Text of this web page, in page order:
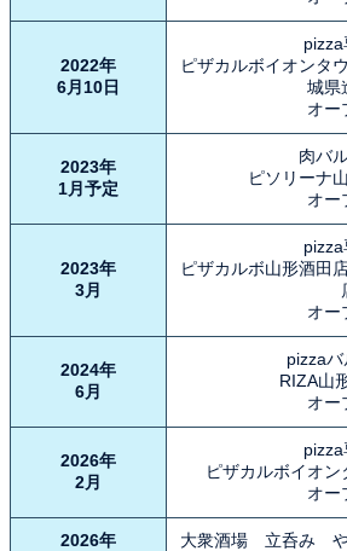
2022年
6月10日
ピザカルボイオン
城県
オー
2023年
1月予定
肉バ
ピソリーナ
オー
2023年
3月
ピザカルボ山形酒田
オー
2024年
6月
pizza
RIZA山
オー
2026年
2月
ピザカルボイオ
オー
2026年
大衆酒場 立呑み や